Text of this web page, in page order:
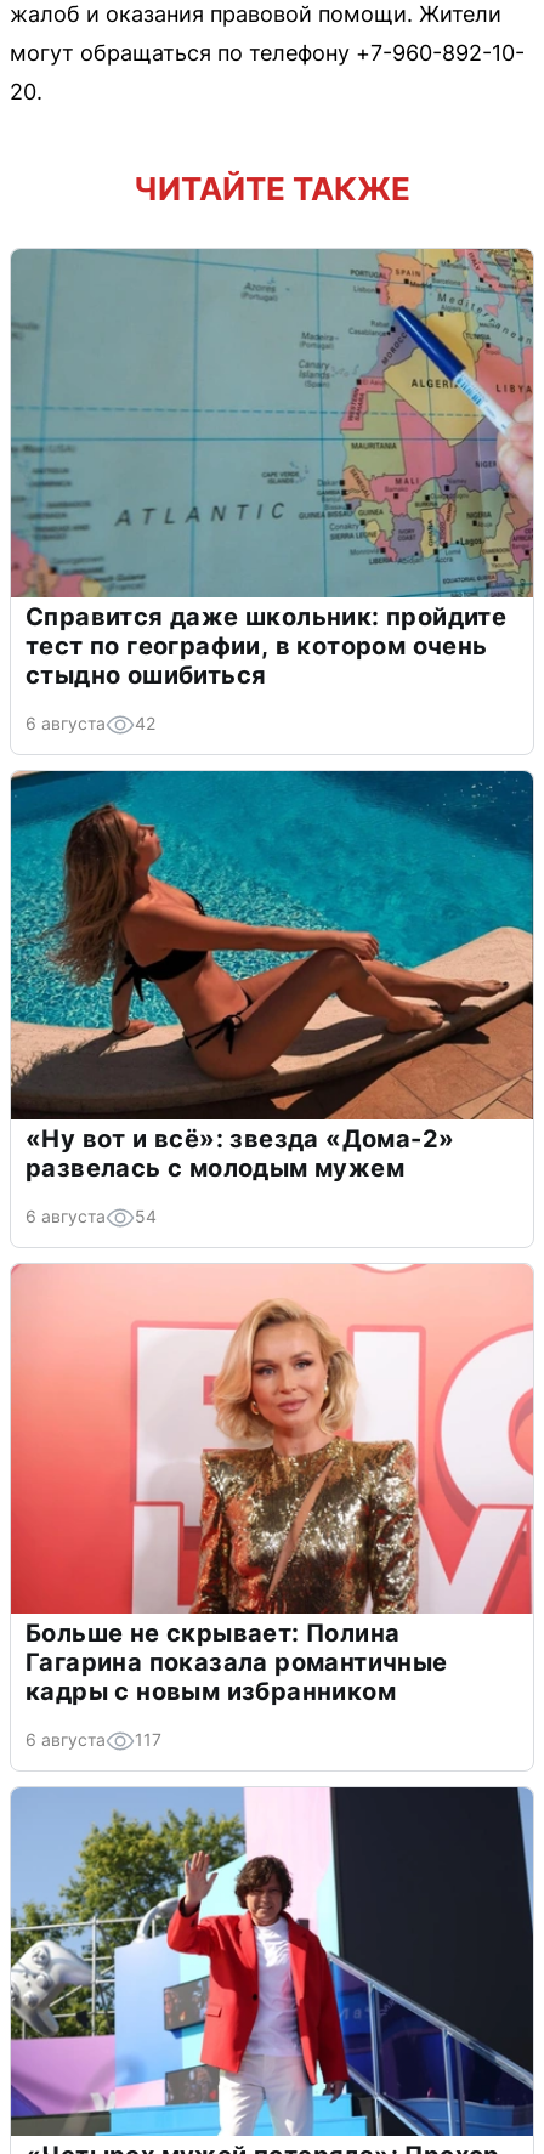
жалоб и оказания правовой помощи. Жители
могут обращаться по телефону +7-960-892-10-
20.
ЧИТАЙТЕ ТАКЖЕ
Справится даже школьник: пройдите
тест по географии, в котором очень
стыдно ошибиться
6 августа 42
«Ну вот и всё»: звезда «Дома-2»
развелась с молодым мужем
6 августа 54
Больше не скрывает: Полина
Гагарина показала романтичные
кадры с новым избранником
6 августа 117